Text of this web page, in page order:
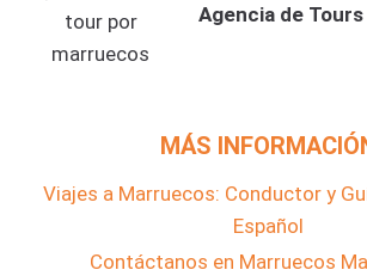
Agencia de
MÁS
Viajes a Marruecos: Conductor y
Español
Contáctanos en Marruecos